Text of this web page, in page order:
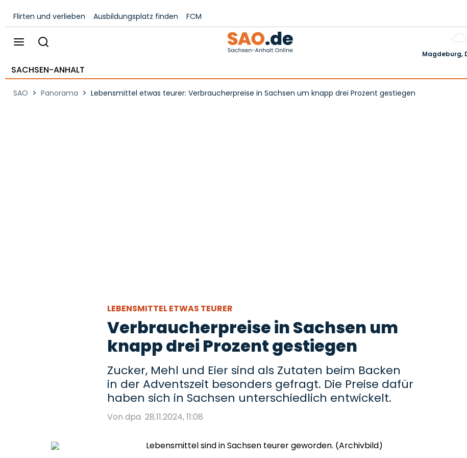
Flirten und verlieben Ausbildungsplatz finden FCM
Magdeburg,
SACHSEN-ANHALT
SAO > Panorama > Lebensmittel etwas teurer: Verbraucherpreise in Sachsen um knapp drei Prozent gestiegen
LEBENSMITTEL ETWAS TEURER
Verbraucherpreise in Sachsen um
knapp drei Prozent gestiegen
Zucker, Mehl und Eier sind als Zutaten beim Backen
in der Adventszeit besonders gefragt. Die Preise dafür
haben sich in Sachsen unterschiedlich entwickelt.
Von dpa 28.11.2024, 11:08